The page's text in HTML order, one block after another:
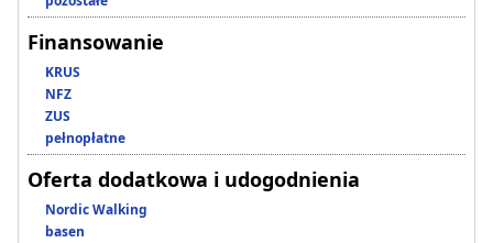
Finansowanie
KRUS
NFZ
ZUS
pełnopłatne
Oferta dodatkowa i udogodnienia
Nordic Walking
basen